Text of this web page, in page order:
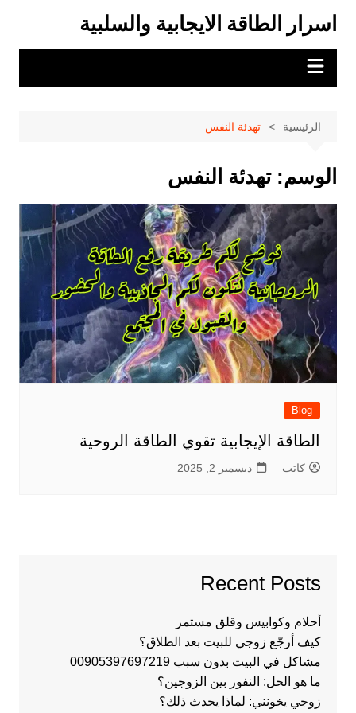
المحتوى
اسرار الطاقة الايجابية والسلبية
الرئيسية تهدئة النفس
الوسم:تهدئة النفس
Blog
الطاقة الإيجابية تقوي الطاقة الروحية
كاتب ديسمبر 2, 2025
Recent Posts
أحلام وكوابيس وقلق مستمر
كيف أرجّع زوجي للبيت بعد الطلاق؟
مشاكل في البيت بدون سبب 00905397697219
ما هو الحل: النفور بين الزوجين؟
زوجي يخونني: لماذا يحدث ذلك؟